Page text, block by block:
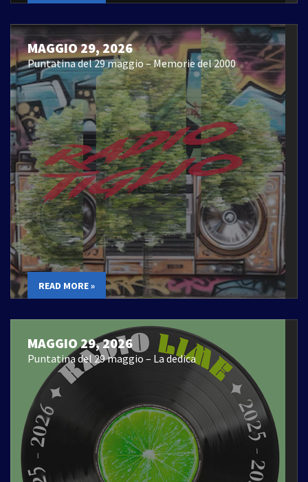
MAGGIO 29, 2026
Puntatina del 29 maggio – Memorie del 2000
READ MORE »
MAGGIO 29, 2026
Puntatina del 29 maggio – La dedica